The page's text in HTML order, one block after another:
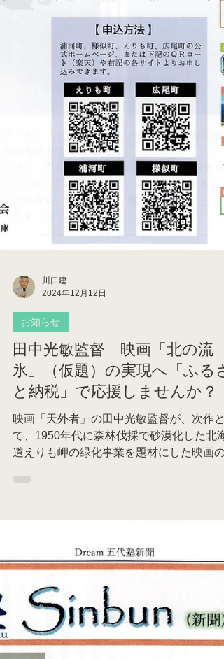
川口建
2024年12月12日
お知らせ
田中光敏監督 映画「北の流
氷」（仮題）の実現へ「ふるさ
と納税」で応援しませんか？
映画「天外者」の田中光敏監督が、次作と
現に向け、製作準備委員会を発足させてい
し、「ふるさと納税」での協力体制に...